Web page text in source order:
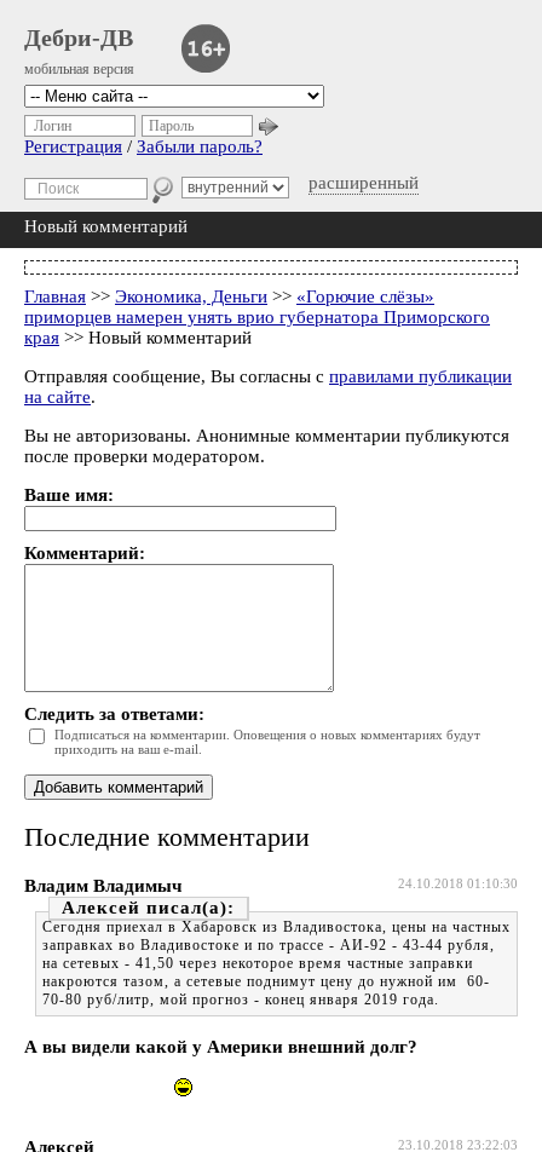
Дебри-ДВ
мобильная версия
расширенный
Логин Пароль
Регистрация / Забыли пароль?
Новый комментарий
Главная >> Экономика, Деньги >> «Горючие слёзы»
приморцев намерен унять врио губернатора Приморского
края >> Новый комментарий
Отправляя сообщение, Вы согласны с правилами публикации
на сайте.
Вы не авторизованы. Анонимные комментарии публикуются
после проверки модератором.
Ваше имя:
Комментарий:
Следить за ответами:
Подписаться на комментарии. Оповещения о новых комментариях будут
приходить на ваш e-mail.
Последние комментарии
24.10.2018 01:10:30
Владим Владимыч
Алексей
Сегодня приехал в Хабаровск из Владивостока, цены на частных
заправках во Владивостоке и по трассе - АИ-92 - 43-44 рубля,
на сетевых - 41,50 через некоторое время частные заправки
накроются тазом, а сетевые поднимут цену до нужной им 60-
70-80 руб/литр, мой прогноз - конец января 2019 года.
А вы видели какой у Америки внешний долг?
23.10.2018 23:22:03
Алексей